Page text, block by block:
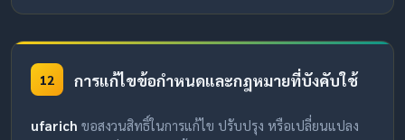
12 การแก้ไขข้อกำหนดและกฎหมายที่บังคับใช้
ufarich ขอสงวนสิทธิ์ในการแก้ไข ปรับปรุง หรือเปลี่ยนแปลง